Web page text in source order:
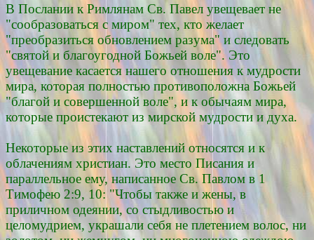
В Послании к Римлянам Св. Павел увещевает не
"сообразоваться с миром" тех, кто желает
"преобразиться обновлением разума" и следовать
"святой и благоугодной Божьей воле". Это
увещевание касается нашего отношения к мудрости
мира, которая полностью противоположна Божьей
"благой и совершенной воле", и к обычаям мира,
которые проистекают из мирской мудрости и духа.
Некоторые из этих наставлений относятся и к
облачениям христиан. Это место Писания и
параллельное ему, написанное Св. Павлом в 1
Тимофею 2:9, 10: "Чтобы также и жены, в
приличном одеянии, со стыдливостью и
целомудрием, украшали себя не плетением волос, ни